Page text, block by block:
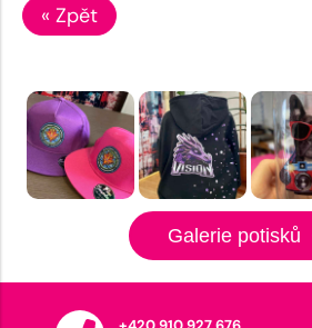
« Zpět
Galerie potisků